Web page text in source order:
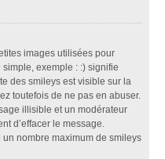
images utilisées pour
exemple : :) signifie
des smileys est visible sur la
toutefois de ne pas en abuser.
illisible et un modérateur
d’effacer le message.
un nombre maximum de smileys